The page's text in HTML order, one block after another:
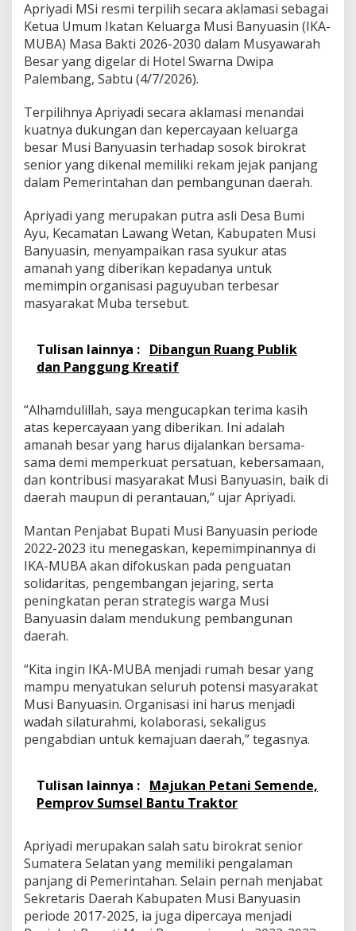
e
n
s
i
W
a
g
Apriyadi MSi resmi terpilih secara aklamasi sebagai
Ketua Umum Ikatan Keluarga Musi Banyuasin (IKA-
MUBA) Masa Bakti 2026-2030 dalam Musyawarah
Besar yang digelar di Hotel Swarna Dwipa
Palembang, Sabtu (4/7/2026).
Terpilihnya Apriyadi secara aklamasi menandai
kuatnya dukungan dan kepercayaan keluarga
besar Musi Banyuasin terhadap sosok birokrat
senior yang dikenal memiliki rekam jejak panjang
dalam Pemerintahan dan pembangunan daerah.
Apriyadi yang merupakan putra asli Desa Bumi
Ayu, Kecamatan Lawang Wetan, Kabupaten Musi
Banyuasin, menyampaikan rasa syukur atas
amanah yang diberikan kepadanya untuk
memimpin organisasi paguyuban terbesar
masyarakat Muba tersebut.
Tulisan lainnya : Dibangun Ruang Publik
dan Panggung Kreatif
“Alhamdulillah, saya mengucapkan terima kasih
atas kepercayaan yang diberikan. Ini adalah
amanah besar yang harus dijalankan bersama-
sama demi memperkuat persatuan, kebersamaan,
dan kontribusi masyarakat Musi Banyuasin, baik di
daerah maupun di perantauan,” ujar Apriyadi.
Mantan Penjabat Bupati Musi Banyuasin periode
2022-2023 itu menegaskan, kepemimpinannya di
IKA-MUBA akan difokuskan pada penguatan
solidaritas, pengembangan jejaring, serta
peningkatan peran strategis warga Musi
Banyuasin dalam mendukung pembangunan
daerah.
“Kita ingin IKA-MUBA menjadi rumah besar yang
mampu menyatukan seluruh potensi masyarakat
Musi Banyuasin. Organisasi ini harus menjadi
wadah silaturahmi, kolaborasi, sekaligus
pengabdian untuk kemajuan daerah,” tegasnya.
Tulisan lainnya : Majukan Petani Semende,
Pemprov Sumsel Bantu Traktor
Apriyadi merupakan salah satu birokrat senior
Sumatera Selatan yang memiliki pengalaman
panjang di Pemerintahan. Selain pernah menjabat
Sekretaris Daerah Kabupaten Musi Banyuasin
periode 2017-2025, ia juga dipercaya menjadi